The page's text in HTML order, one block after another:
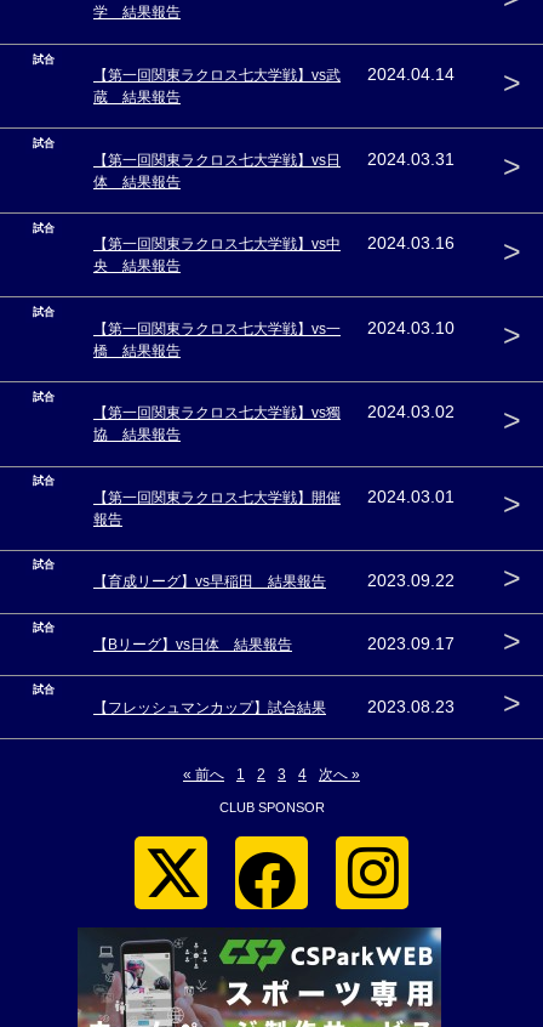
学 結果報告
試合
【第一回関東ラクロス七大学戦】vs武
蔵 結果報告
2024.04.14 >
試合
【第一回関東ラクロス七大学戦】vs日
体 結果報告
2024.03.31 >
試合
【第一回関東ラクロス七大学戦】vs中
央 結果報告
2024.03.16 >
試合
【第一回関東ラクロス七大学戦】vs一
橋 結果報告
2024.03.10 >
試合
【第一回関東ラクロス七大学戦】vs獨
協 結果報告
2024.03.02 >
試合
【第一回関東ラクロス七大学戦】開催
報告
2024.03.01 >
試合
【育成リーグ】vs早稲田 結果報告 2023.09.22 >
試合
【Bリーグ】vs日体 結果報告 2023.09.17 >
試合
【フレッシュマンカップ】試合結果 2023.08.23 >
« 前へ 1 2 3 4 次へ »
CLUB SPONSOR